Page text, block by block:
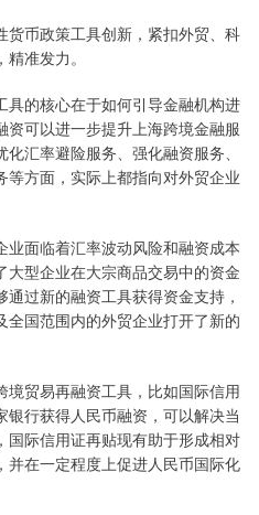
币政策工具创新，紧扣外贸、科
准发力。
的核心在于如何引导金融机构进
可以进一步提升上海跨境金融服
汇率避险服务、强化融资服务、
方面，实际上都指向对外贸企业
面临着汇率波动风险和融资成本
型企业在大宗商品交易中的资金
过新的融资工具获得资金支持，
国范围内的外贸企业打开了新的
贸易再融资工具，比如国际信用
行获得人民币融资，可以解决当
际信用证再贴现有助于形成相对
在一定程度上促进人民币国际化